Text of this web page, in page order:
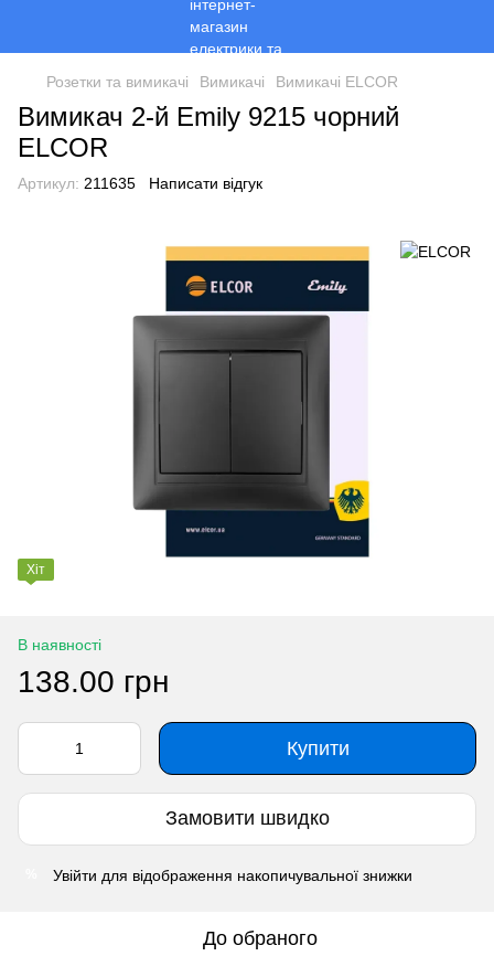
Розетки та вимикачі Вимикачі Вимикачі ELCOR
Вимикач 2-й Emily 9215 чорний
ЕLCOR
Артикул: 211635 Написати відгук
Хіт
В наявності
138.00 грн
Купити
Замовити швидко
Увійти для відображення накопичувальної знижки
До обраного